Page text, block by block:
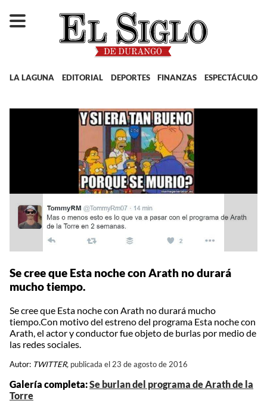
LA LAGUNA EDITORIAL DEPORTES FINANZAS ESPECTÁCULOS
Se cree que Esta noche con Arath no durará
mucho tiempo.
Se cree que Esta noche con Arath no durará mucho
tiempo.Con motivo del estreno del programa Esta noche con
Arath, el actor y conductor fue objeto de burlas por medio de
las redes sociales.
Autor: TWITTER, publicada el 23 de agosto de 2016
Galería completa:Se burlan del programa de Arath de la
Torre